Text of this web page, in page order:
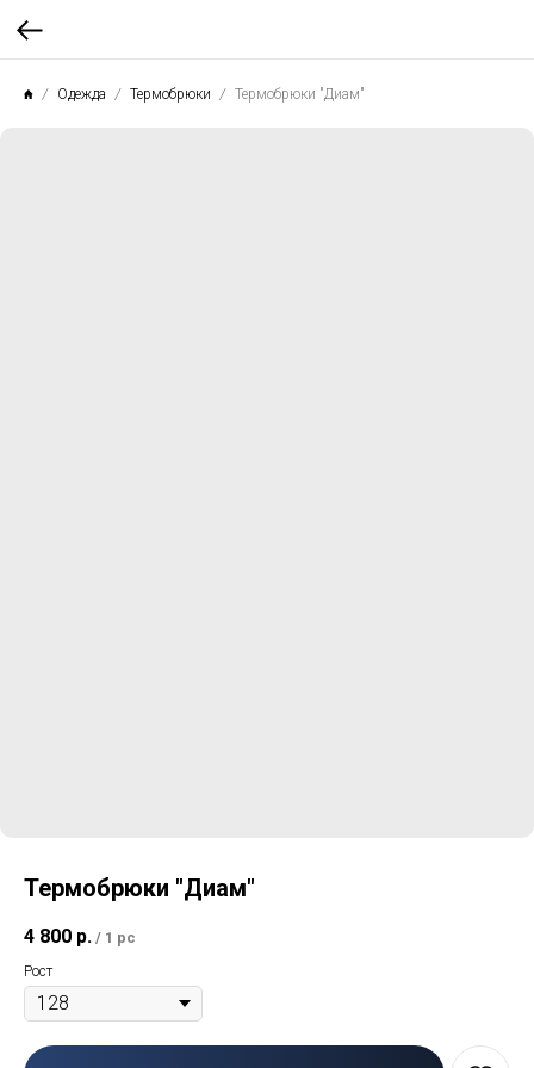
Одежда Термобрюки Термобрюки "Диам"
Термобрюки "Диам"
4 800 р. / 1 pc
Рост